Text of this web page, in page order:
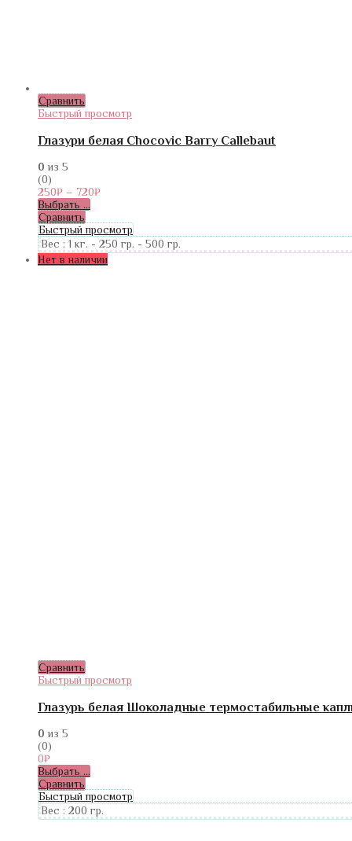
Сравнить
Быстрый просмотр
Глазури белая Chocovic Barry Callebaut
0 из 5
(0)
250₽ – 720₽
Выбрать ...
Сравнить
Быстрый просмотр
Вес : 1 кг. - 250 гр. - 500 гр.
Нет в наличии
Сравнить
Быстрый просмотр
Глазурь белая Шоколадные термостабильные
0 из 5
(0)
0₽
Выбрать ...
Сравнить
Быстрый просмотр
Вес : 200 гр.